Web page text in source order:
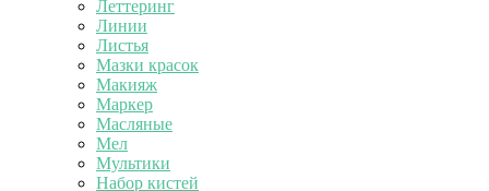
Леттеринг
Линии
Листья
Мазки красок
Макияж
Маркер
Масляные
Мел
Мультики
Набор кистей